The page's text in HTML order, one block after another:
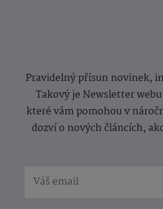
Pravidelný přísun novinek,
Takový je Newsletter
které vám pomohou v
dozví o nových článcích,